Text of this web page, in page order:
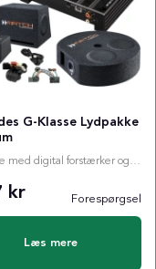
G-Klasse Lydpakke
Lydpakke med digital forstærker og valgfri subwoofer
kr Forespørgsel
Læs mere